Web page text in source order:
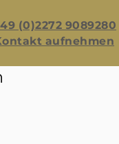
(0)2272 9089280
aufnehmen